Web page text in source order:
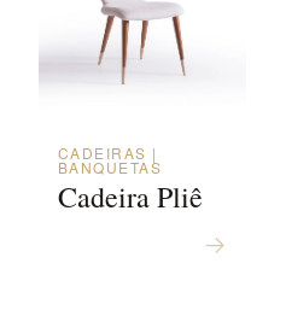
CADEIRAS |
BANQUETAS
Cadeira Pliê